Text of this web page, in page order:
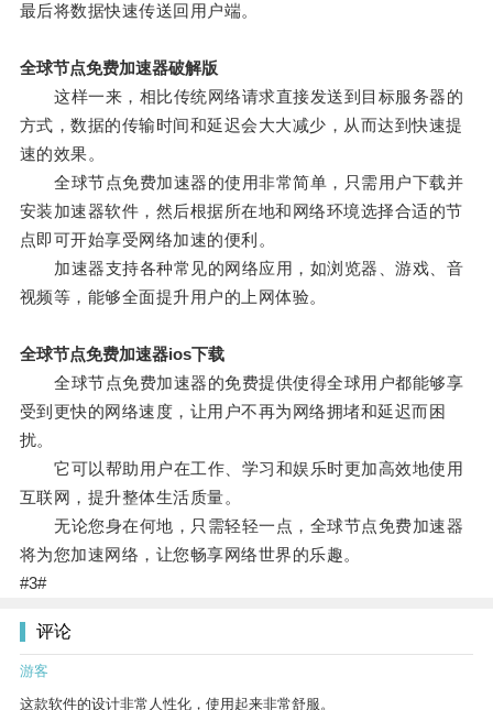
最后将数据快速传送回用户端。
全球节点免费加速器破解版
这样一来，相比传统网络请求直接发送到目标服务器的
方式，数据的传输时间和延迟会大大减少，从而达到快速提
速的效果。
全球节点免费加速器的使用非常简单，只需用户下载并
安装加速器软件，然后根据所在地和网络环境选择合适的节
点即可开始享受网络加速的便利。
加速器支持各种常见的网络应用，如浏览器、游戏、音
视频等，能够全面提升用户的上网体验。
全球节点免费加速器ios下载
全球节点免费加速器的免费提供使得全球用户都能够享
受到更快的网络速度，让用户不再为网络拥堵和延迟而困
扰。
它可以帮助用户在工作、学习和娱乐时更加高效地使用
互联网，提升整体生活质量。
无论您身在何地，只需轻轻一点，全球节点免费加速器
将为您加速网络，让您畅享网络世界的乐趣。
#3#
评论
游客
这款软件的设计非常人性化，使用起来非常舒服。